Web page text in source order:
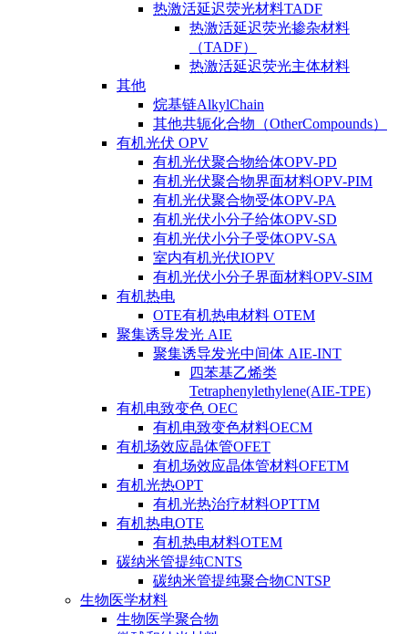
热激活延迟荧光材料TADF
热激活延迟荧光掺杂材料
（TADF）
热激活延迟荧光主体材料
其他
烷基链AlkylChain
其他共轭化合物（OtherCompounds）
有机光伏 OPV
有机光伏聚合物给体OPV-PD
有机光伏聚合物界面材料OPV-PIM
有机光伏聚合物受体OPV-PA
有机光伏小分子给体OPV-SD
有机光伏小分子受体OPV-SA
室内有机光伏IOPV
有机光伏小分子界面材料OPV-SIM
有机热电
OTE有机热电材料 OTEM
聚集诱导发光 AIE
聚集诱导发光中间体 AIE-INT
四苯基乙烯类
Tetraphenylethylene(AIE-TPE)
有机电致变色 OEC
有机电致变色材料OECM
有机场效应晶体管OFET
有机场效应晶体管材料OFETM
有机光热OPT
有机光热治疗材料OPTTM
有机热电OTE
有机热电材料OTEM
碳纳米管提纯CNTS
碳纳米管提纯聚合物CNTSP
生物医学材料
生物医学聚合物